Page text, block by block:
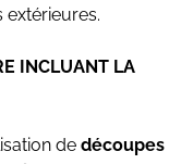
extérieures.
INCLUANT LA
de découpes